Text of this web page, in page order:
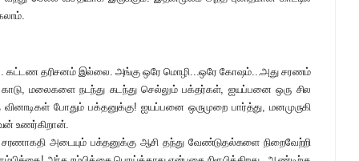
கட்டண தரிசனம் இல்லை. அங்கு ஒரே மொழி...ஒரே கோஷம்...அது சரணம்
காடு, மலைகளை நடந்து கடந்து செல்லும் பக்தர்கள், ஐயப்பனை ஒரு சில
போதும் பக்தனுக்கு! ஐயப்பனை ஒருமுறை பார்த்து, மனமுருகி
உணர்கிறான்.
அடையும் பக்தனுக்கு ஆசி தந்து வேண்டுதல்களை நிறைவேற்றி